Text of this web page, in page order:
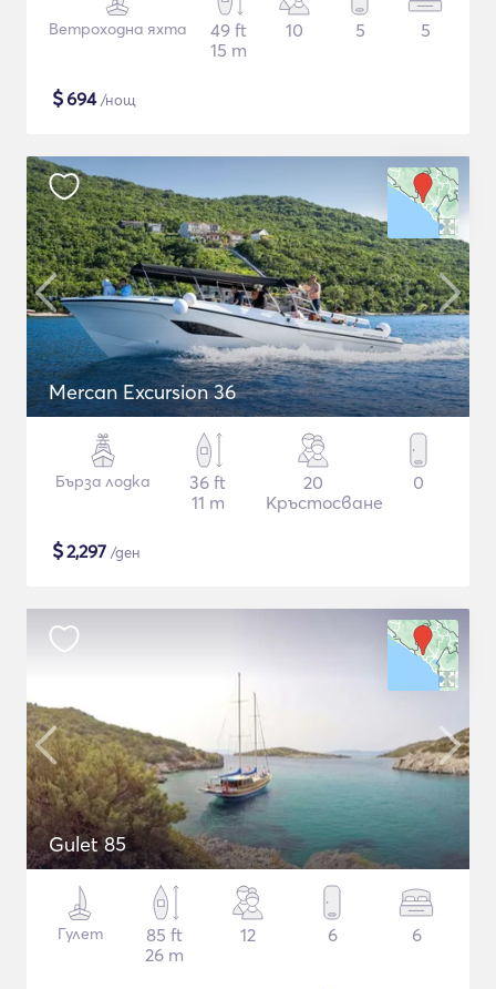
Ветроходна яхта
49 ft
15 m
10 5 5
$694/нощ
Mercan Excursion 36
Бърза лодка
36 ft
11 m
20
Кръстосване
0
$2,297 /ден
Gulet 85
Гулет
85 ft
26 m
12 6 6